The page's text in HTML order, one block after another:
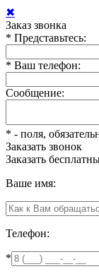
✖
Заказ звонка
* Представьтесь:
* Ваш телефон:
Сообщение:
* - поля,
Заказать звонок
Заказать
Ваше имя:
Телефон:
*